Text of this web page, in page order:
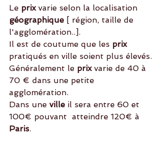
Le prix varie selon la localisation
géographique [ région, taille de
l'agglomération..].
Il est de coutume que les prix
pratiqués en ville soient plus élevés.
Généralement le prix varie de 40 à
70 € dans une petite
agglomération.
Dans une ville il sera entre 60 et
100€ pouvant  atteindre 120€ à
Paris.